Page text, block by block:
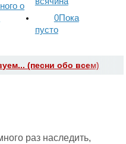
о
0Пока
пусто
(песни обо всем)
раз наследить,